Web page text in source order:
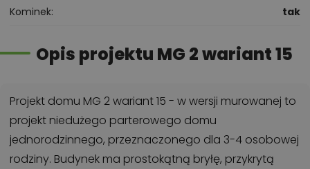
Kominek
tak
Opis projektu MG 2 wariant 15
Projekt domu MG 2 wariant 15 - w wersji murowanej to
projekt niedużego parterowego domu
jednorodzinnego, przeznaczonego dla 3-4 osobowej
rodziny. Budynek ma prostokątną bryłę, przykrytą